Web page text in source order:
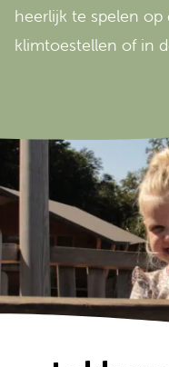
heerlijk te spelen op
klimtoestellen of in